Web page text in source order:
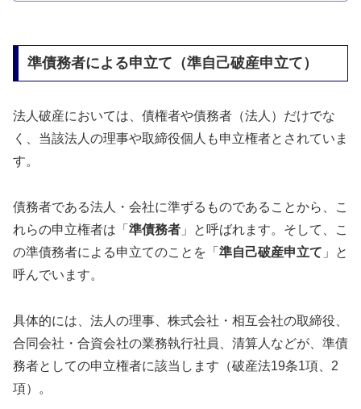
準債務者による申立て（準自己破産申立て）
法人破産においては、債権者や債務者（法人）だけでな
く、当該法人の理事や取締役個人も申立権者とされていま
す。
債務者である法人・会社に準ずるものであることから、こ
れらの申立権者は「 準債務者 」と呼ばれます。そして、こ
の準債務者による申立てのことを「 準自己破産申立て 」と
呼んでいます。
具体的には、法人の理事、株式会社・相互会社の取締役、
合同会社・合資会社の業務執行社員、清算人などが、準債
務者としての申立権者に該当します（破産法19条1項、2
項）。